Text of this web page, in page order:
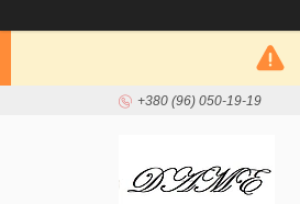
+380 (96) 050-19-19